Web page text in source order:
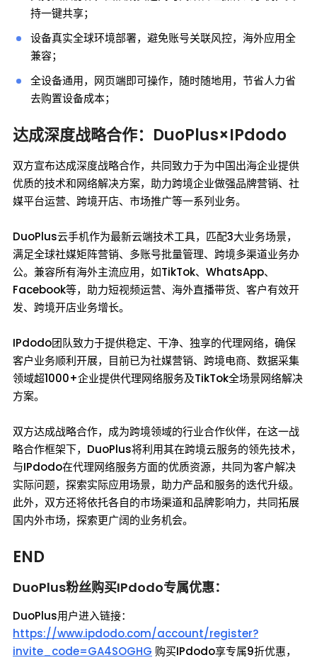
持一键共享；
设备真实全球环境部署，避免账号关联风控，海外应用全
兼容；
全设备通用，网页端即可操作，随时随地用，节省人力省
去购置设备成本；
达成深度战略合作：DuoPlus×IPdodo
双方宣布达成深度战略合作，共同致力于为中国出海企业提供
优质的技术和网络解决方案，助力跨境企业做强品牌营销、社
媒平台运营、跨境开店、市场推广等一系列业务。
DuoPlus云手机作为最新云端技术工具，匹配3大业务场景，
满足全球社媒矩阵营销、多账号批量管理、跨境多渠道业务办
公。兼容所有海外主流应用，如TikTok、WhatsApp、
Facebook等，助力短视频运营、海外直播带货、客户有效开
发、跨境开店业务增长。
IPdodo团队致力于提供稳定、干净、独享的代理网络，确保
客户业务顺利开展，目前已为社媒营销、跨境电商、数据采集
领域超1000+企业提供代理网络服务及TikTok全场景网络解决
方案。
双方达成战略合作，成为跨境领域的行业合作伙伴，在这一战
略合作框架下，DuoPlus将利用其在跨境云服务的领先技术，
与IPdodo在代理网络服务方面的优质资源，共同为客户解决
实际问题，探索实际应用场景，助力产品和服务的迭代升级。
此外，双方还将依托各自的市场渠道和品牌影响力，共同拓展
国内外市场，探索更广阔的业务机会。
END
DuoPlus粉丝购买IPdodo专属优惠：
DuoPlus用户进入链接：
https://www.ipdodo.com/account/register?
invite_code=GA4SOGHG 购买IPdodo享专属9折优惠，